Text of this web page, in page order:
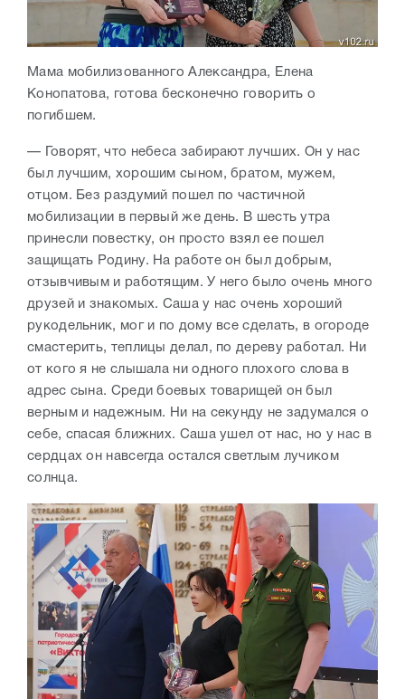
Мама мобилизованного Александра, Елена
Конопатова, готова бесконечно говорить о
погибшем.
— Говорят, что небеса забирают лучших. Он у нас
был лучшим, хорошим сыном, братом, мужем,
отцом. Без раздумий пошел по частичной
мобилизации в первый же день. В шесть утра
принесли повестку, он просто взял ее пошел
защищать Родину. На работе он был добрым,
отзывчивым и работящим. У него было очень много
друзей и знакомых. Саша у нас очень хороший
рукодельник, мог и по дому все сделать, в огороде
смастерить, теплицы делал, по дереву работал. Ни
от кого я не слышала ни одного плохого слова в
адрес сына. Среди боевых товарищей он был
верным и надежным. Ни на секунду не задумался о
себе, спасая ближних. Саша ушел от нас, но у нас в
сердцах он навсегда остался светлым лучиком
солнца.